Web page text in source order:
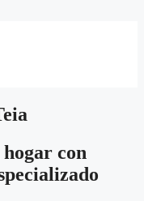
con